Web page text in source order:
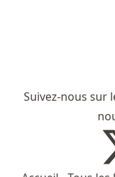
Suivez-nous sur